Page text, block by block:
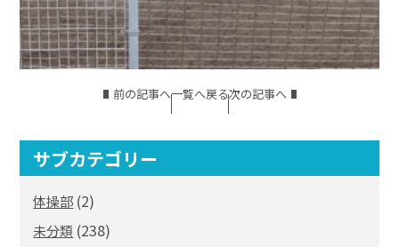
前の記事へ一覧へ戻る次の記事へ
サブカテゴリー
体操部 (2)
未分類 (238)